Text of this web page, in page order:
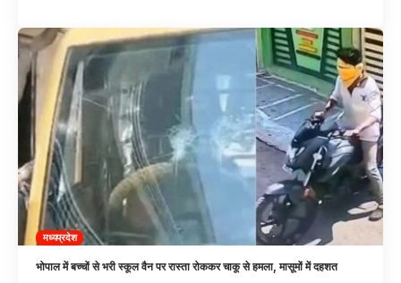
मध्यप्रदेश
भोपाल में बच्चों से भरी स्कूल वैन पर रास्ता रोककर चाकू से हमला, मासूमों में दहशत